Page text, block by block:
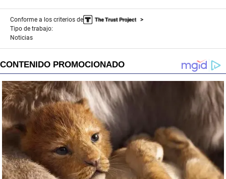
Conforme a los criterios de
Tipo de trabajo:
Noticias